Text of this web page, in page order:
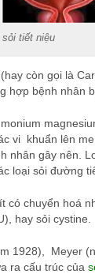
sỏi tiết niệu
còn gọi là
hợp bệnh nhân
vi khuẩn lên
nhân gây nên.
loại sỏi đường
có chuyển hoá
hay sỏi cystine.
1928), Meyer
ra cấu trúc của